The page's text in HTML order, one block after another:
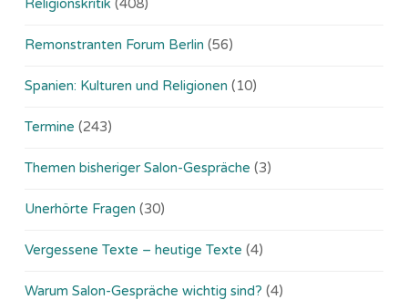
Religionskritik (408)
Remonstranten Forum Berlin (56)
Spanien: Kulturen und Religionen (10)
Termine (243)
Themen bisheriger Salon-Gespräche (3)
Unerhörte Fragen (30)
Vergessene Texte – heutige Texte (4)
Warum Salon-Gespräche wichtig sind? (4)